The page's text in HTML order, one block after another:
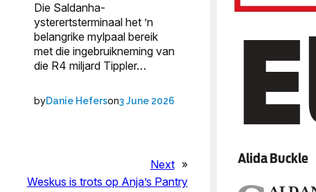
Die Saldanha-
ysterertsterminaal het ’n
belangrike mylpaal bereik
met die ingebruikneming van
die R4 miljard Tippler…
byDanie Heferson3 June 2026
Next »
Weskus is trots op Anja’s Pantry